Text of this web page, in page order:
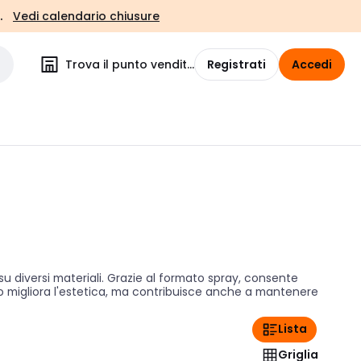
Vedi calendario chiusure
Trova il punto vendita Registrati Accedi
diversi materiali. Grazie al formato spray, consente
l'estetica, ma contribuisce anche a mantenere
Lista
Griglia